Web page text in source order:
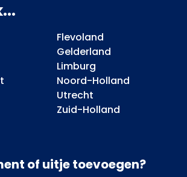
Flevoland
Gelderland
Limburg
Noord-Holland
Utrecht
Zuid-Holland
of uitje toevoegen?